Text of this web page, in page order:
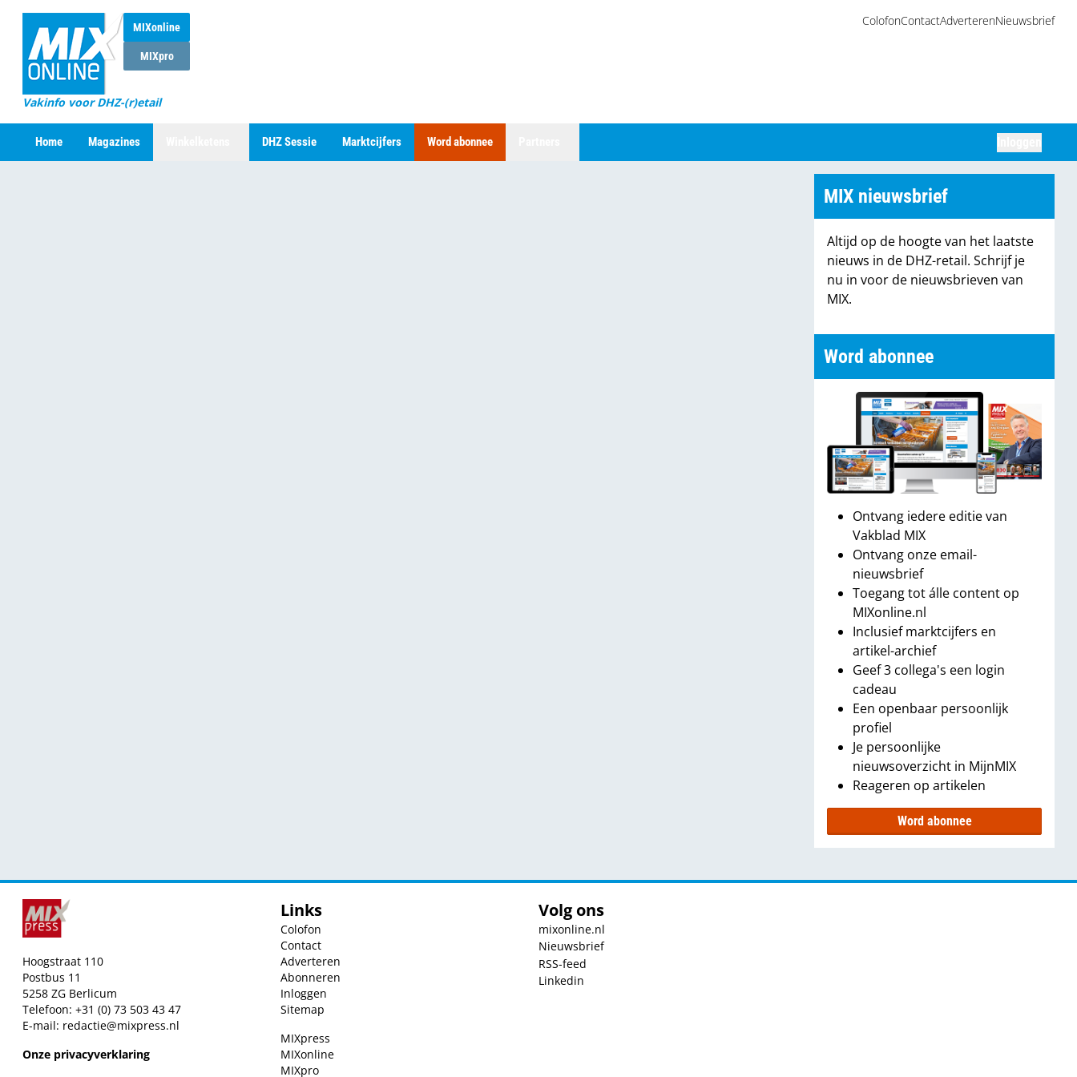
MIXonline
MIXpro
Vakinfo voor DHZ-(r)etail
ColofonContactAdverterenNieuwsbrief
Home Magazines DHZ Sessie Marktcijfers Word abonnee
MIX nieuwsbrief
Altijd op de hoogte van het laatste
nieuws in de DHZ-retail. Schrijf je
nu in voor de nieuwsbrieven van
MIX.
Word abonnee
Ontvang iedere editie van
Vakblad MIX
Ontvang onze email-
nieuwsbrief
Toegang tot álle content op
MIXonline.nl
Inclusief marktcijfers en
artikel-archief
Geef 3 collega's een login
cadeau
Een openbaar persoonlijk
profiel
Je persoonlijke
nieuwsoverzicht in MijnMIX
Reageren op artikelen
Word abonnee
Hoogstraat 110
Postbus 11
5258 ZG Berlicum
Telefoon: +31 (0) 73 503 43 47
E-mail: redactie@mixpress.nl
Onze privacyverklaring
Links
Colofon
Contact
Adverteren
Abonneren
Inloggen
Sitemap
MIXpress
MIXonline
MIXpro
Volg ons
mixonline.nl
Nieuwsbrief
RSS-feed
Linkedin